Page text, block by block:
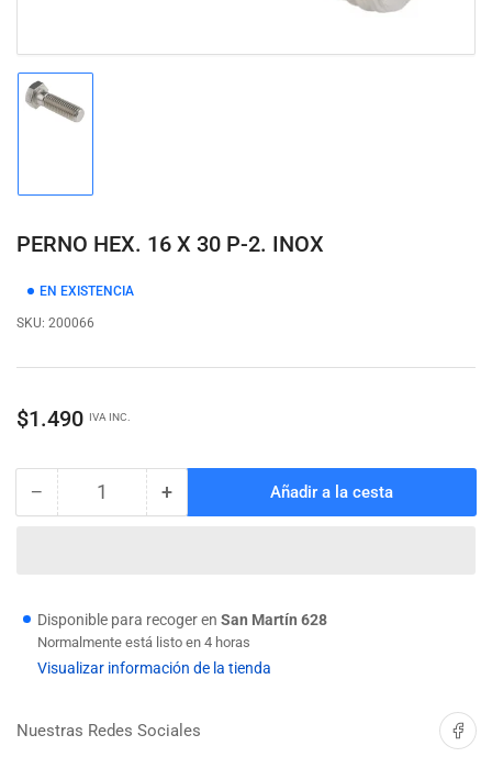
en
de
galería
PERNO HEX. 16 X 30 P-2. INOX
EN EXISTENCIA
SKU: 200066
Precio
$1.490 IVA INC.
− Reducir
16
X
30
INOX
Cantidad +Aumentar
16
X
30
INOX
Añadir a la cesta
Disponible para recoger en San Martín 628
Normalmente está listo en 4 horas
Visualizar información de la tienda
Nuestras Redes Sociales Compartir